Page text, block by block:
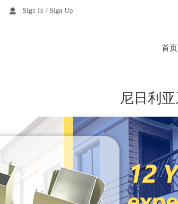
Sign In / Sign Up
首页
尼日利